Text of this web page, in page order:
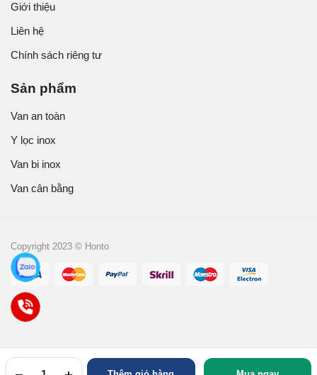
Giới thiệu
Liên hệ
Chính sách riêng tư
Sản phẩm
Van an toàn
Y lọc inox
Van bi inox
Van cân bằng
Copyright 2023 © Honto